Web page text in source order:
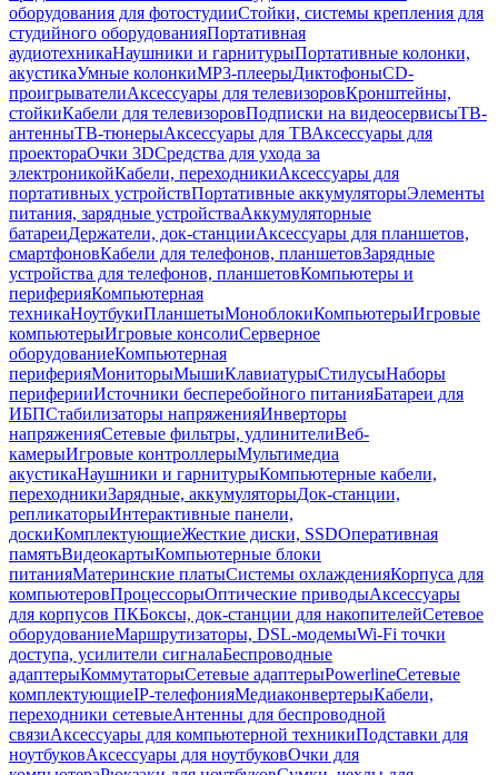
оборудования для фотостудииСтойки, системы крепления для
студийного оборудованияПортативная
аудиотехникаНаушники и гарнитурыПортативные колонки,
акустикаУмные колонкиMP3-плеерыДиктофоныCD-
проигрывателиАксессуары для телевизоровКронштейны,
стойкиКабели для телевизоровПодписки на видеосервисыТВ-
антенныТВ-тюнерыАксессуары для ТВАксессуары для
проектораОчки 3DСредства для ухода за
электроникойКабели, переходникиАксессуары для
портативных устройствПортативные аккумуляторыЭлементы
питания, зарядные устройстваАккумуляторные
батареиДержатели, док-станцииАксессуары для планшетов,
смартфоновКабели для телефонов, планшетовЗарядные
устройства для телефонов, планшетовКомпьютеры и
периферияКомпьютерная
техникаНоутбукиПланшетыМоноблокиКомпьютерыИгровые
компьютерыИгровые консолиСерверное
оборудованиеКомпьютерная
периферияМониторыМышиКлавиатурыСтилусыНаборы
периферииИсточники бесперебойного питанияБатареи для
ИБПСтабилизаторы напряженияИнверторы
напряженияСетевые фильтры, удлинителиВеб-
камерыИгровые контроллерыМультимедиа
акустикаНаушники и гарнитурыКомпьютерные кабели,
переходникиЗарядные, аккумуляторыДок-станции,
репликаторыИнтерактивные панели,
доскиКомплектующиеЖесткие диски, SSDОперативная
памятьВидеокартыКомпьютерные блоки
питанияМатеринские платыСистемы охлажденияКорпуса для
компьютеровПроцессорыОптические приводыАксессуары
для корпусов ПКБоксы, док-станции для накопителейСетевое
оборудованиеМаршрутизаторы, DSL-модемыWi-Fi точки
доступа, усилители сигналаБеспроводные
адаптерыКоммутаторыСетевые адаптерыPowerlineСетевые
комплектующиеIP-телефонияМедиаконвертерыКабели,
переходники сетевыеАнтенны для беспроводной
связиАксессуары для компьютерной техникиПодставки для
ноутбуковАксессуары для ноутбуковОчки для